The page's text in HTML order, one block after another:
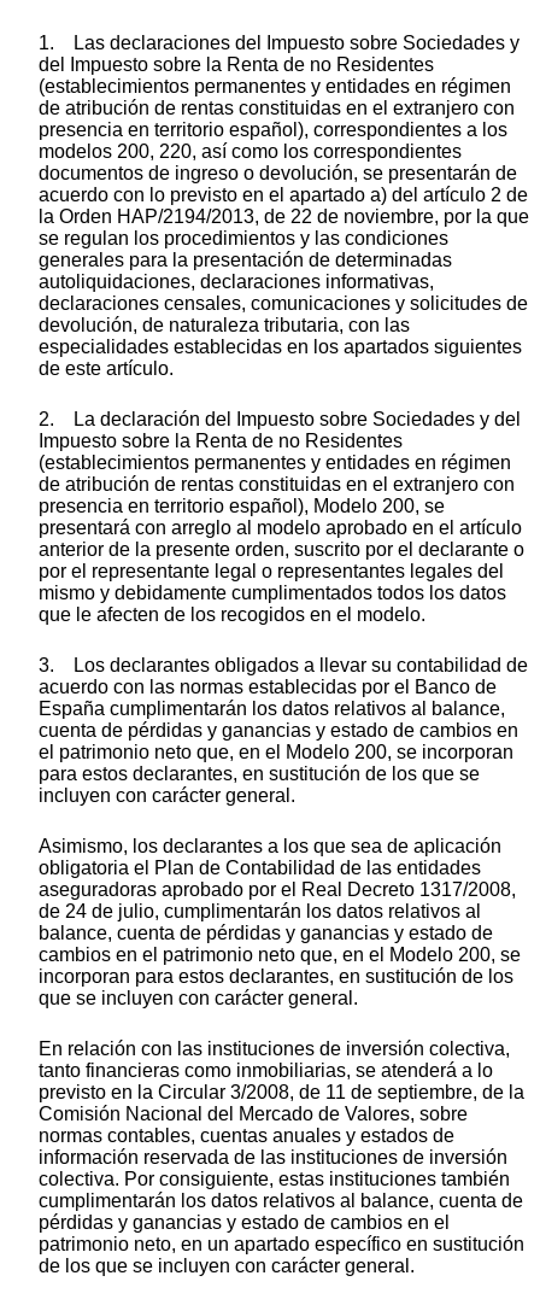
1. Las declaraciones del Impuesto sobre Sociedades y
del Impuesto sobre la Renta de no Residentes
(establecimientos permanentes y entidades en régimen
de atribución de rentas constituidas en el extranjero con
presencia en territorio español), correspondientes a los
modelos 200, 220, así como los correspondientes
documentos de ingreso o devolución, se presentarán de
acuerdo con lo previsto en el apartado a) del artículo 2 de
la Orden HAP/2194/2013, de 22 de noviembre, por la que
se regulan los procedimientos y las condiciones
generales para la presentación de determinadas
autoliquidaciones, declaraciones informativas,
declaraciones censales, comunicaciones y solicitudes de
devolución, de naturaleza tributaria, con las
especialidades establecidas en los apartados siguientes
de este artículo.
2. La declaración del Impuesto sobre Sociedades y del
Impuesto sobre la Renta de no Residentes
(establecimientos permanentes y entidades en régimen
de atribución de rentas constituidas en el extranjero con
presencia en territorio español), Modelo 200, se
presentará con arreglo al modelo aprobado en el artículo
anterior de la presente orden, suscrito por el declarante o
por el representante legal o representantes legales del
mismo y debidamente cumplimentados todos los datos
que le afecten de los recogidos en el modelo.
3. Los declarantes obligados a llevar su contabilidad de
acuerdo con las normas establecidas por el Banco de
España cumplimentarán los datos relativos al balance,
cuenta de pérdidas y ganancias y estado de cambios en
el patrimonio neto que, en el Modelo 200, se incorporan
para estos declarantes, en sustitución de los que se
incluyen con carácter general.
Asimismo, los declarantes a los que sea de aplicación
obligatoria el Plan de Contabilidad de las entidades
aseguradoras aprobado por el Real Decreto 1317/2008,
de 24 de julio, cumplimentarán los datos relativos al
balance, cuenta de pérdidas y ganancias y estado de
cambios en el patrimonio neto que, en el Modelo 200, se
incorporan para estos declarantes, en sustitución de los
que se incluyen con carácter general.
En relación con las instituciones de inversión colectiva,
tanto financieras como inmobiliarias, se atenderá a lo
previsto en la Circular 3/2008, de 11 de septiembre, de la
Comisión Nacional del Mercado de Valores, sobre
normas contables, cuentas anuales y estados de
información reservada de las instituciones de inversión
colectiva. Por consiguiente, estas instituciones también
cumplimentarán los datos relativos al balance, cuenta de
pérdidas y ganancias y estado de cambios en el
patrimonio neto, en un apartado específico en sustitución
de los que se incluyen con carácter general.